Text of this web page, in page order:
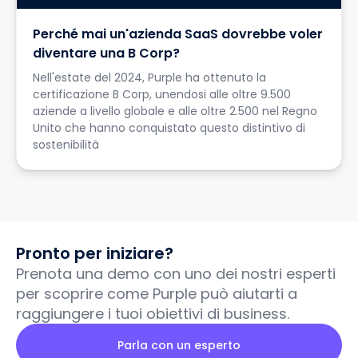
Perché mai un'azienda SaaS dovrebbe voler
diventare una B Corp?
Nell'estate del 2024, Purple ha ottenuto la
certificazione B Corp, unendosi alle oltre 9.500
aziende a livello globale e alle oltre 2.500 nel Regno
Unito che hanno conquistato questo distintivo di
sostenibilità
Pronto per iniziare?
Prenota una demo con uno dei nostri esperti
per scoprire come Purple può aiutarti a
raggiungere i tuoi obiettivi di business.
Parla con un esperto